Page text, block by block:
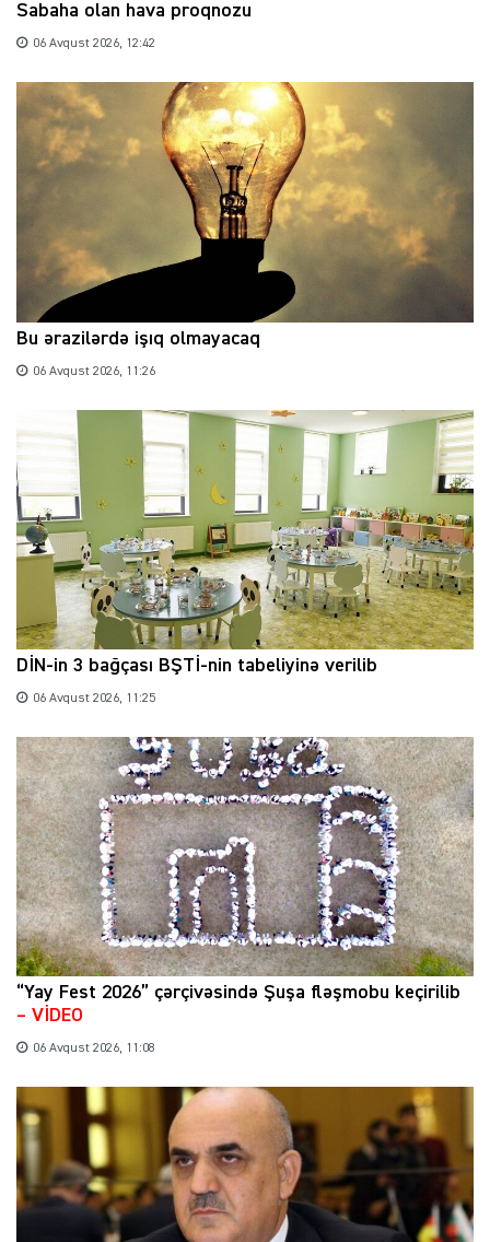
Sabaha olan hava proqnozu
06 Avqust 2026, 12:42
Bu ərazilərdə işıq olmayacaq
06 Avqust 2026, 11:26
DİN-in 3 bağçası BŞTİ-nin tabeliyinə verilib
06 Avqust 2026, 11:25
“Yay Fest 2026” çərçivəsində Şuşa fləşmobu keçirilib
– VİDEO
06 Avqust 2026, 11:08